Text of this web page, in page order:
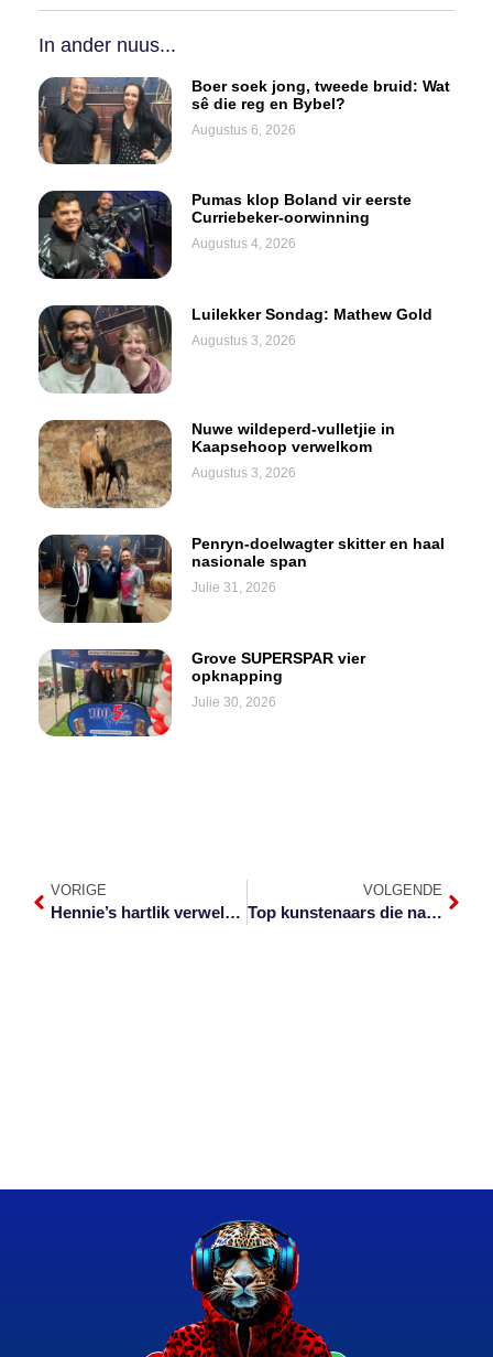
In ander nuus...
Boer soek jong, tweede bruid: Wat
sê die reg en Bybel?
Augustus 6, 2026
Pumas klop Boland vir eerste
Curriebeker-oorwinning
Augustus 4, 2026
Luilekker Sondag: Mathew Gold
Augustus 3, 2026
Nuwe wildeperd-vulletjie in
Kaapsehoop verwelkom
Augustus 3, 2026
Penryn-doelwagter skitter en haal
nasionale span
Julie 31, 2026
Grove SUPERSPAR vier
opknapping
Julie 30, 2026
VORIGE
Hennie’s hartlik verwelkom in Nelspruit
VOLGENDE
Top kunstenaars die naweek in Marloth Park te sien